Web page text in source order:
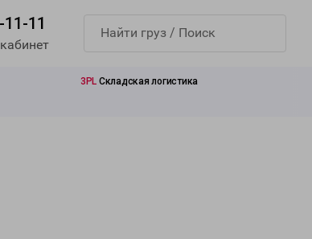
11
3PL Складская логистика